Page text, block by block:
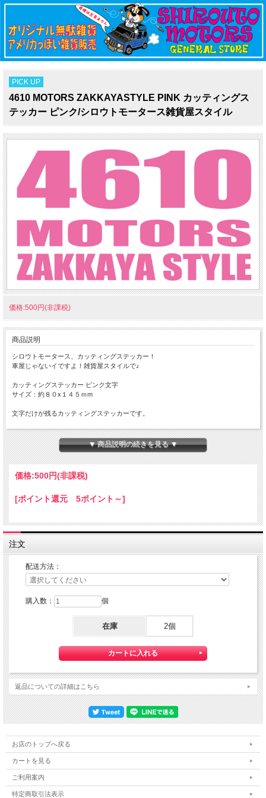
PICK UP
4610 MOTORS ZAKKAYASTYLE PINK カッティングス
テッカー ピンク/シロウトモータース雑貨屋スタイル
価格:500円(非課税)
商品説明
シロウトモータース、カッティングステッカー！
車屋じゃないイですよ！雑貨屋スタイルで♪
カッティングステッカー ピンク文字
サイズ：約８０x１４５ｍm
文字だけが残るカッティングステッカーです。
Made in JAPAN
耐水・耐光加工済みですが、ご使用する環境、気象状況により耐久性が異なります
こと、ご理解・ご了承下さい。
★コチラの商品は『定形郵便』・『定形外郵便』・『ゆうパケット』 配送可能な
ご利用の際の配送費は、全国一律となります。
を必読の上
定形郵便：『利用する』
定形外郵便：『利用する』
ゆうパケット：『利用する』をご選択下さい。
『定形郵便』・『定形外郵便』・『ゆうパケット』は通常の宅配便と異なり
宅配便のように受領印やサインのやり取りが無く、ご不在時であってもお受け取り
いただけます。
また、沖縄等の離島区域の場合でも別途送料が掛かりません。
▼ 商品説明の続きを見る ▼
価格:500円(非課税)
[ポイント還元 5ポイント～]
注文
配送方法：
購入数： 個
在庫 2個
返品についての詳細はこちら
お店のトップへ戻る
カートを見る
ご利用案内
特定商取引法表示